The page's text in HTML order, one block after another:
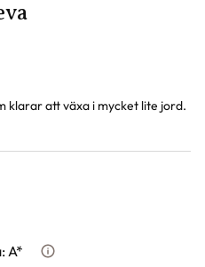
klarar att växa i mycket lite jord.
:A* Vad betyder